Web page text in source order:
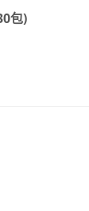
包)